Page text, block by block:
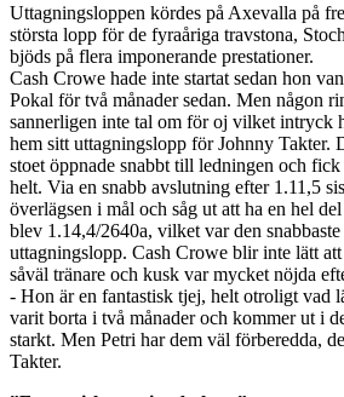
Uttagningsloppen kördes på Axevalla på
största lopp för de fyraåriga travstona,
bjöds på flera imponerande prestationer.
Cash Crowe hade inte startat sedan hon
Pokal för två månader sedan. Men någon
sannerligen inte tal om för oj vilket intryck
hem sitt uttagningslopp för Johnny Takter.
stoet öppnade snabbt till ledningen och fick
helt. Via en snabb avslutning efter 1.11,5
överlägsen i mål och såg ut att ha en hel
blev 1.14,4/2640a, vilket var den
uttagningslopp. Cash Crowe blir inte lätt
såväl tränare och kusk var mycket nöjda
- Hon är en fantastisk tjej, helt otroligt vad
varit borta i två månader och kommer ut i
starkt. Men Petri har dem väl förberedda,
Takter.